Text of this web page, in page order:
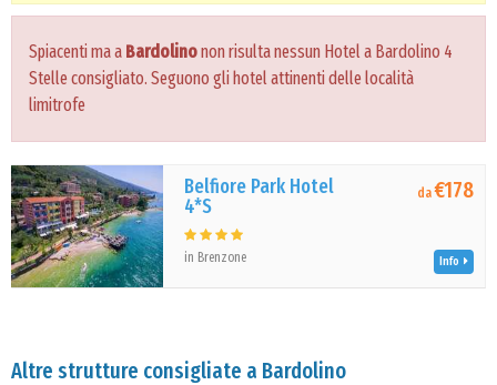
Spiacenti ma a Bardolinonon risulta nessun Hotel a Bardolino 4
Stelle consigliato. Seguono gli hotel attinenti delle località
limitrofe
Belfiore Park Hotel
4*S
in Brenzone
da€178
Info
Altre strutture consigliate a Bardolino